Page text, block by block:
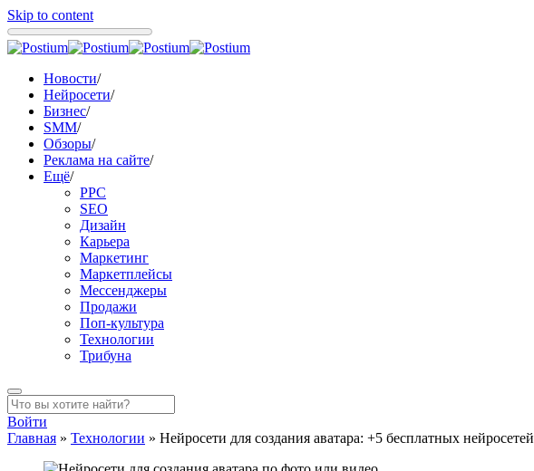
Skip to content
Новости/
Нейросети/
Бизнес/
SMM/
Обзоры/
Реклама на сайте/
Ещё/
PPC
SEO
Дизайн
Карьера
Маркетинг
Маркетплейсы
Мессенджеры
Продажи
Поп-культура
Технологии
Трибуна
Войти
Главная » Технологии » Нейросети для создания аватара: +5 бесплатных нейросетей